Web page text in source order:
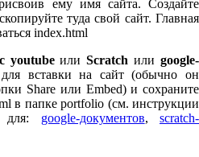
ему имя сайта. Создайте
туда свой сайт. Главная
index.html
youtubeилиScratch или google-
вставки на сайт (обычно он
Share или Embed) и сохраните
в папке port­fo­lio (см. инструкции
для: google-документов,scratch-